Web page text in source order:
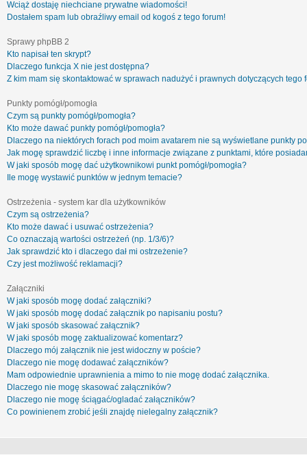
Wciąż dostaję niechciane prywatne wiadomości!
Dostałem spam lub obraźliwy email od kogoś z tego forum!
Sprawy phpBB 2
Kto napisał ten skrypt?
Dlaczego funkcja X nie jest dostępna?
Z kim mam się skontaktować w sprawach nadużyć i prawnych dotyczących tego
Punkty pomógł/pomogła
Czym są punkty pomógł/pomogła?
Kto może dawać punkty pomógł/pomogła?
Dlaczego na niektórych forach pod moim avatarem nie są wyświetlane punkty
Jak mogę sprawdzić liczbę i inne informacje związane z punktami, które
W jaki sposób mogę dać użytkownikowi punkt pomógł/pomogła?
Ile mogę wystawić punktów w jednym temacie?
Ostrzeżenia - system kar dla użytkowników
Czym są ostrzeżenia?
Kto może dawać i usuwać ostrzeżenia?
Co oznaczają wartości ostrzeżeń (np. 1/3/6)?
Jak sprawdzić kto i dlaczego dał mi ostrzeżenie?
Czy jest możliwość reklamacji?
Załączniki
W jaki sposób mogę dodać załączniki?
W jaki sposób mogę dodać załącznik po napisaniu postu?
W jaki sposób skasować załącznik?
W jaki sposób mogę zaktualizować komentarz?
Dlaczego mój załącznik nie jest widoczny w poście?
Dlaczego nie mogę dodawać załączników?
Mam odpowiednie uprawnienia a mimo to nie mogę dodać załącznika.
Dlaczego nie mogę skasować załączników?
Dlaczego nie mogę ściągać/ogladać załączników?
Co powinienem zrobić jeśli znajdę nielegalny załącznik?